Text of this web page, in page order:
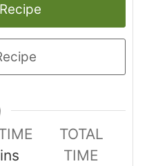
TOTAL
TIME